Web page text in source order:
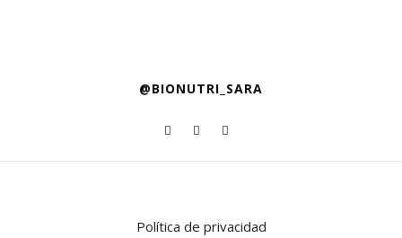
@BIONUTRI_SARA
Política de privacidad